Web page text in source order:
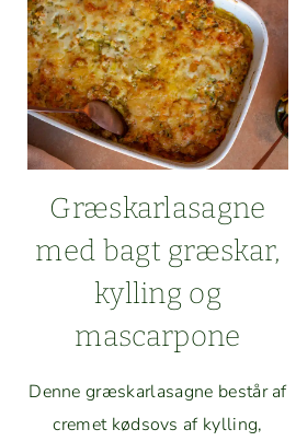
Græskar­lasagne
med bagt græskar,
kylling og
mascarpone
Denne græskar­lasagne består af
cremet kødsovs af kylling,